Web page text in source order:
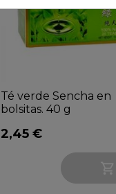
Té verde Sencha en
bolsitas. 40 g
2,45 €
